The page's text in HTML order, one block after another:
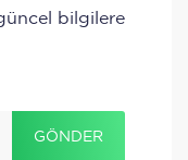
bilgilere
GÖNDER